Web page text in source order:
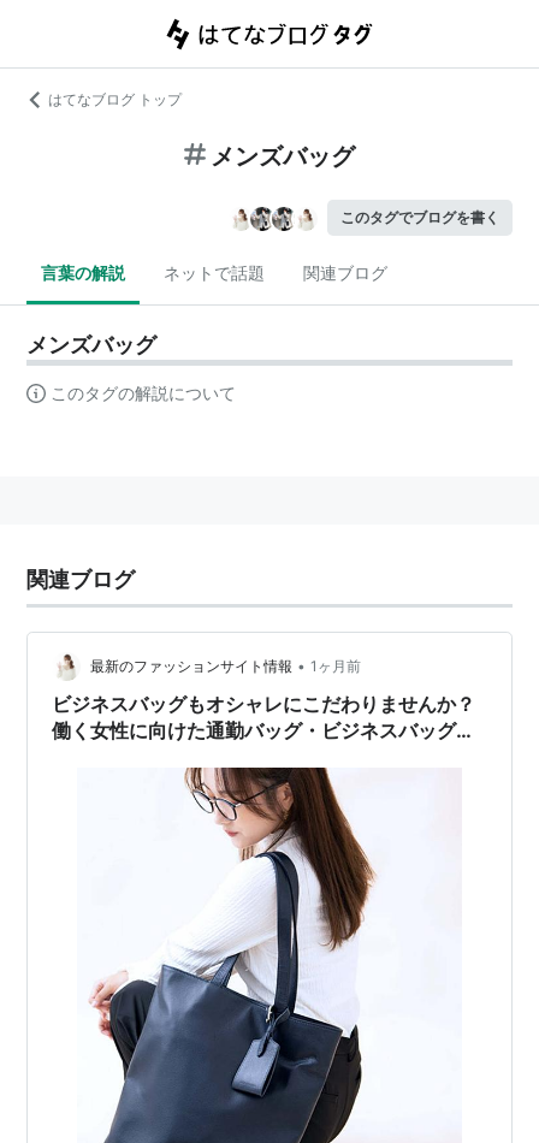
はてなブログ トップ
メンズバッグ
このタグでブログを書く
言葉の解説 ネットで話題 関連ブログ
メンズバッグ
このタグの解説について
関連ブログ
最新のファッションサイト情報 • 1ヶ月前
ビジネスバッグもオシャレにこだわりませんか？
働く女性に向けた通勤バッグ・ビジネスバッグ【